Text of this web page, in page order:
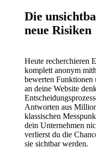
Die
neue Risiken
Heute recherchieren
komplett anonym
bewerten Funktionen
an deine Website
Antworten aus
klassischen
dein Unternehmen
verlierst du die
sie sichtbar werden.